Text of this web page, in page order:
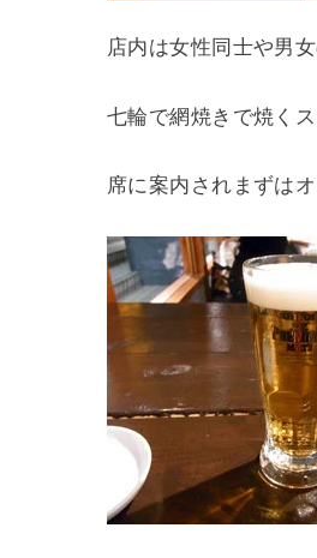
店内は女性同士や男
七輪で網焼きで焼く
席に案内されまずは